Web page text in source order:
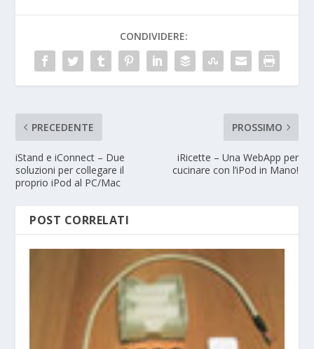
CONDIVIDERE:
PRECEDENTE
iStand e iConnect – Due
soluzioni per collegare il
proprio iPod al PC/Mac
PROSSIMO
iRicette – Una WebApp per
cucinare con l’iPod in Mano!
POST CORRELATI